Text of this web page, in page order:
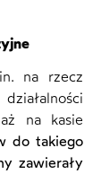
na rzecz
na kasie
do takiego
zawierały